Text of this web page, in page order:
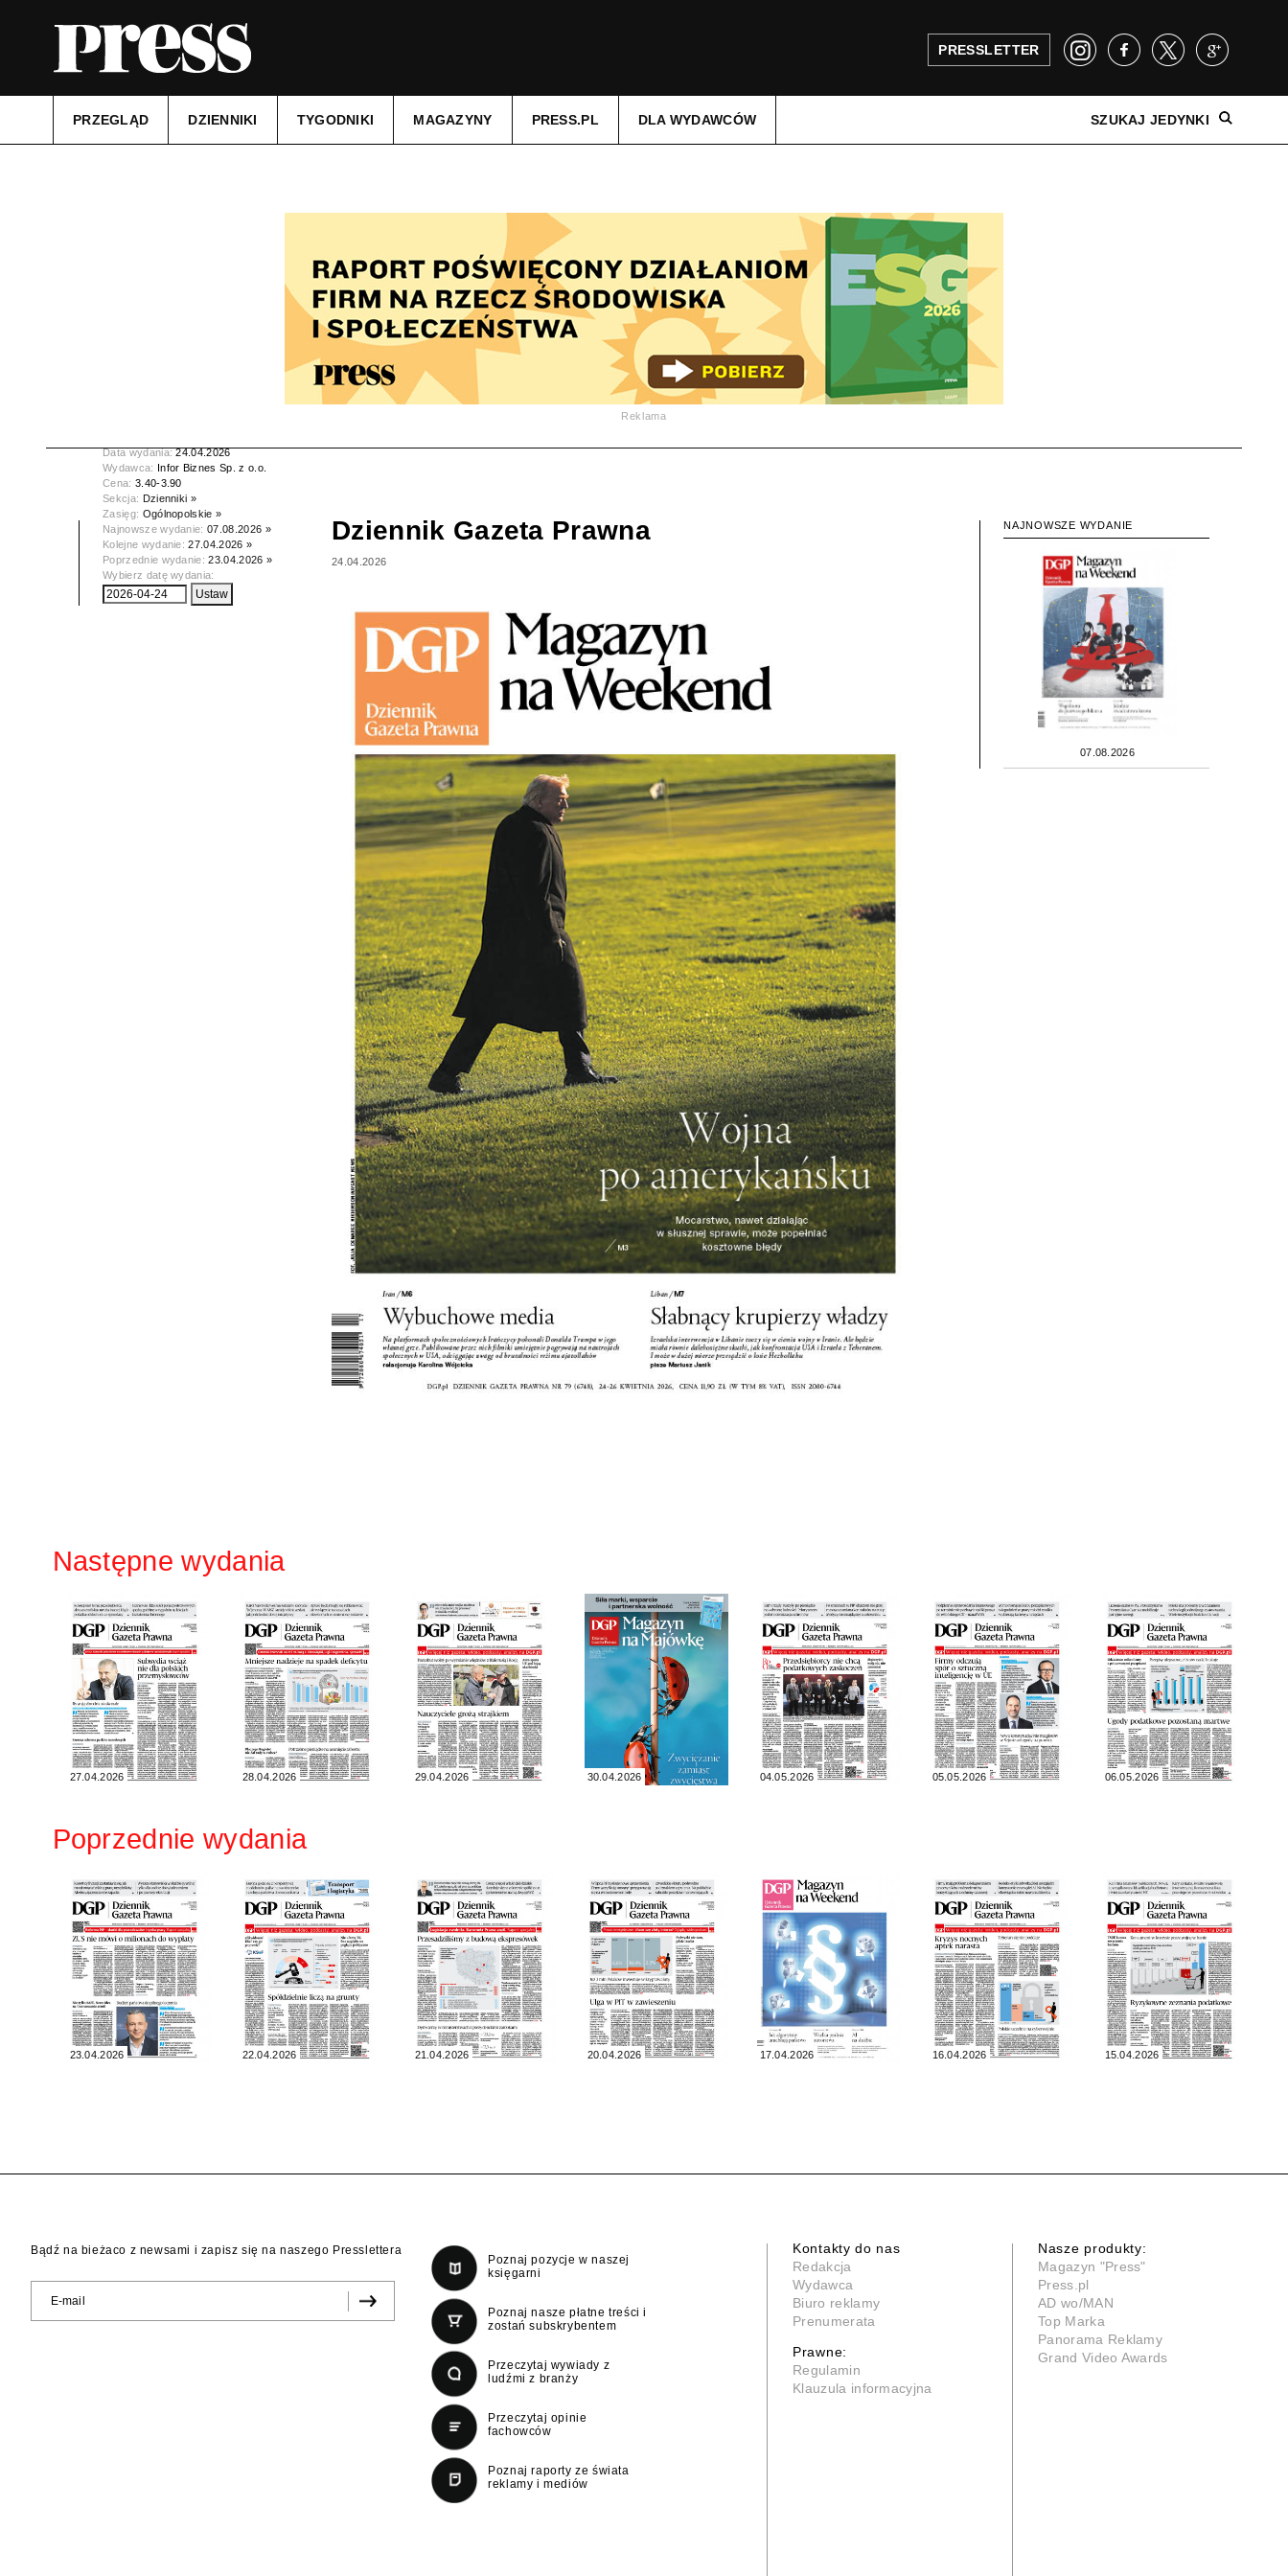
PRESSLETTER
PRZEGLĄD DZIENNIKI TYGODNIKI MAGAZYNY PRESS.PL DLA WYDAWCÓW SZUKAJ JEDYNKI
Reklama
Data wydania:24.04.2026
Wydawca: Infor Biznes Sp. z o.o.
Cena: 3.40-3.90
Sekcja: Dzienniki »
Zasięg: Ogólnopolskie »
Najnowsze wydanie:07.08.2026 »
Kolejne wydanie:27.04.2026 »
Poprzednie wydanie:23.04.2026 »
Wybierz datę wydania:
Dziennik Gazeta Prawna
24.04.2026
NAJNOWSZE WYDANIE
07.08.2026
Następne wydania
27.04.2026 28.04.2026 29.04.2026 30.04.2026 04.05.2026 05.05.2026 06.05.2026
Poprzednie wydania
23.04.2026 22.04.2026 21.04.2026 20.04.2026 17.04.2026 16.04.2026 15.04.2026
Bądź na bieżaco z newsami i zapisz się na naszego Presslettera
Poznaj pozycje w naszej
księgarni
Poznaj nasze płatne treści i
zostań subskrybentem
Przeczytaj wywiady z
ludźmi z branży
Przeczytaj opinie
fachowców
Poznaj raporty ze świata
reklamy i mediów
Kontakty do nas
Redakcja
Wydawca
Biuro reklamy
Prenumerata
Prawne:
Regulamin
Klauzula informacyjna
Nasze produkty:
Magazyn "Press"
Press.pl
AD wo/MAN
Top Marka
Panorama Reklamy
Grand Video Awards